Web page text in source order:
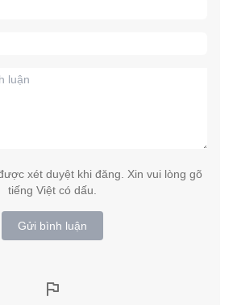
xét duyệt khi đăng. Xin vui lòng gõ
tiếng Việt có dấu.
Gửi bình luận